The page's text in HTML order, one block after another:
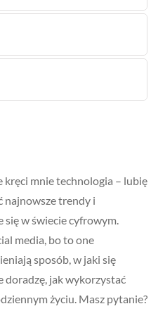
kręci mnie technologia – lubię
najnowsze trendy i
się w świecie cyfrowym.
media, bo to one
sposób, w jaki się
doradzę, jak wykorzystać
życiu. Masz pytanie?